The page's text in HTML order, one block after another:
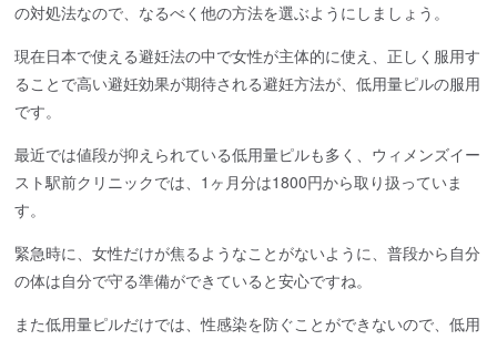
の対処法なので、なるべく他の方法を選ぶようにしましょう。
現在日本で使える避妊法の中で女性が主体的に使え、正しく服用す
ることで高い避妊効果が期待される避妊方法が、低用量ピルの服用
です。
最近では値段が抑えられている低用量ピルも多く、ウィメンズイー
スト駅前クリニックでは、1ヶ月分は1800円から取り扱っていま
す。
緊急時に、女性だけが焦るようなことがないように、普段から自分
の体は自分で守る準備ができていると安心ですね。
また低用量ピルだけでは、性感染を防ぐことができないので、低用